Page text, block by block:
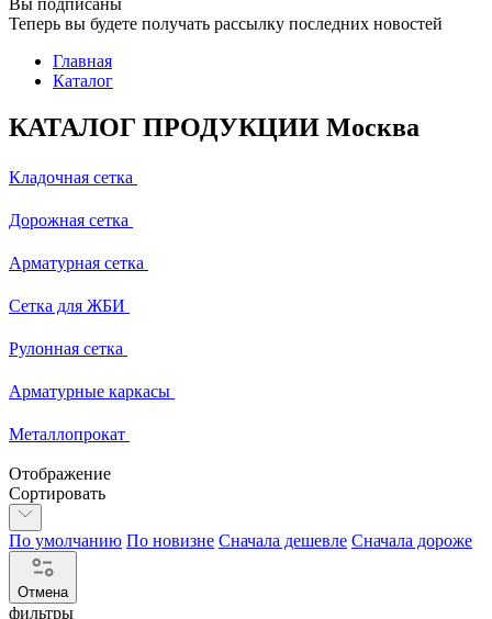
Вы подписаны
Теперь вы будете получать рассылку последних новостей
Главная
Каталог
КАТАЛОГ ПРОДУКЦИИ Москва
Кладочная сетка
Дорожная сетка
Арматурная сетка
Сетка для ЖБИ
Рулонная сетка
Арматурные каркасы
Металлопрокат
Отображение
Сортировать
По умолчанию По новизне Сначала дешевле Сначала дороже
Отмена
фильтры